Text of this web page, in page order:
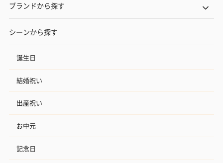
ブランドから探す
シーンから探す
誕生日
結婚祝い
出産祝い
お中元
記念日